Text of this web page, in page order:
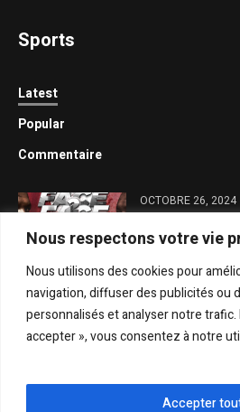
Nous respectons votre vie
Nous utilisons des cookies pour
navigation, diffuser des publicités ou
personnalisés et analyser notre trafic.
accepter », vous consentez à notre
Accepter
Sports
Latest
Popular
Commentaire
OCTOBRE 26, 2024
Face-à-face
Malika brille
OCTOBRE 26, 2024
Trois trophées
escarcelle :
réussir une
OCTOBRE 26, 2024
Gris Bordeaux